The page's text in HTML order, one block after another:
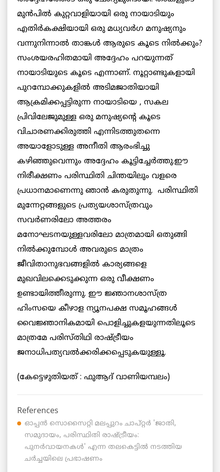
മുന്‍പില്‍ കുറ്റവാളിയായി ഒരു നായാടിയും
എതിർകക്ഷിയായി ഒരു മധ്യവർഗ മനുഷ്യനും
വന്നുനിന്നാൽ താങ്കൾ ആരുടെ കൂടെ നിൽക്കും?
സംശയരഹിതമായി അദ്ദേഹം പറയുന്നത്
നായാടിയുടെ കൂടെ എന്നാണ്. നൂറ്റാണ്ടുകളായി
പുറമ്പോക്കുകളിൽ അടിമജാതിയായി
ആക്രമിക്കപ്പട്ടിരുന്ന നായാടിയെ , സകല
പ്രിവിലേജുമുള്ള ഒരു മനുഷ്യന്റെ കൂടെ
വിചാരണക്കിരുത്തി എന്നിടത്തുതന്നെ
അയാളോടുള്ള അനീതി ആരംഭിച്ചു
കഴിഞ്ഞുവെന്നും അദ്ദേഹം കൂട്ടിച്ചേർത്തു.ഈ
നിരീക്ഷണം പരിസ്ഥിതി ചിന്തയിലും വളരെ
പ്രധാനമാണെന്നു ഞാൻ കരുതുന്നു. പരിസ്ഥിതി
മുന്നേറ്റങ്ങളുടെ പ്രത്യയശാസ്ത്രവും
സവർണരിലോ അത്തരം
മനോഘടനയുള്ളവരിലോ മാത്രമായി ഒതുങ്ങി
നിൽക്കുമ്പോൾ അവരുടെ മാത്രം
ജീവിതാനുഭവങ്ങളിൽ കാര്യങ്ങളെ
മുഖവിലക്കെടുക്കുന്ന ഒരു വീക്ഷണം
ഉണ്ടായിത്തീരുന്നു. ഈ ജ്ഞാനശാസ്ത്ര
ഹിംസയെ കീഴാള ന്യൂനപക്ഷ സമൂഹങ്ങൾ
വൈജ്ഞാനികമായി പൊളിച്ചുകളയുന്നതിലൂടെ
മാത്രമേ പരിസ്തിഥി രാഷ്ട്രീയം
ജനാധിപത്യവൽക്കരിക്കപ്പെടുകയുള്ളൂ.
(കേട്ടെഴുതിയത് : ഫുആദ് വാണിയമ്പലം)
References
ഓപ്പൻ സൊസൈറ്റി മലപ്പുറം ചാപ്റ്റർ 'ജാതി,
സമുദായം, പരിസ്ഥിതി രാഷ്ട്രീയം:
പുനർവായനകൾ' എന്ന തലകെട്ടിൽ നടത്തിയ
ചർച്ചയിലെ പ്രഭാഷണം